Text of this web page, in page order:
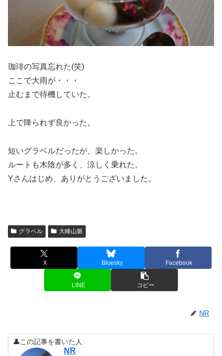
珈琲の写真忘れた(笑)
ここで大雨が・・・
止むまで待機していた。
上で降られず良かった。
短いグラベルだったが、楽しかった。
ルートも木陰が多く、涼しく乗れた。
Yさんはじめ、ありがとうございました。
グラベル 大峰山脈
X Bluesky Facebook
LINE コピー
NR
👤この記事を書いた人
NR